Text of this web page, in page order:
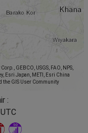
GEBCO, USGS, FAO, NPS,
Esri Japan, METI, Esri China
the GIS User Community
: